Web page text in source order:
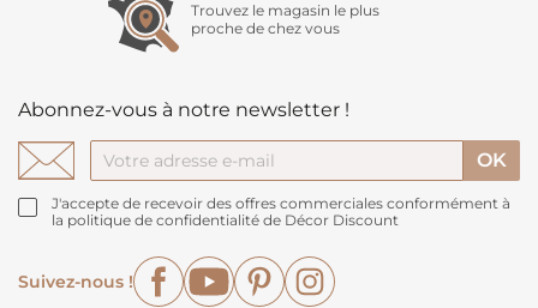
Trouvez le magasin le plus
proche de chez vous
Abonnez-vous à notre newsletter !
J'accepte de recevoir des offres commerciales conformément à
la politique de confidentialité de Décor Discount
Suivez-nous !
FacebookYouTubePinterest